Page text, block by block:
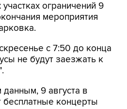
ограничений 9
мероприятия
с 7:50 до конца
не будут заезжать к
9 августа в
бесплатные концерты